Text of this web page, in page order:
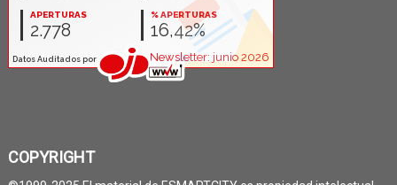
COPYRIGHT